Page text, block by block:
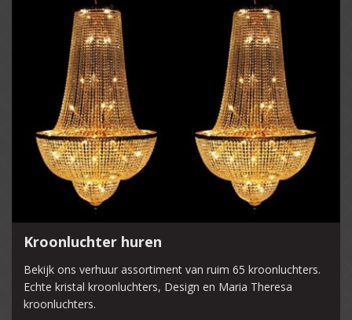
Kroonluchter huren
Bekijk ons verhuur assortiment van ruim 65 kroonluchters.
Echte kristal kroonluchters, Design en Maria Theresa
kroonluchters.